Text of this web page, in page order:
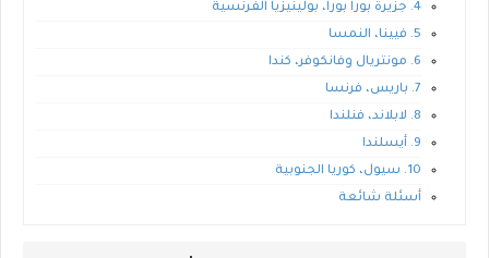
4. جزيرة بورا بورا، بولينيزيا الفرنسية
5. فيينا، النمسا
6. مونتريال وفانكوفر، كندا
7. باريس، فرنسا
8. لابلاند، فنلندا
9. أيسلندا
10. سيول، كوريا الجنوبية
أسئلة شائعة